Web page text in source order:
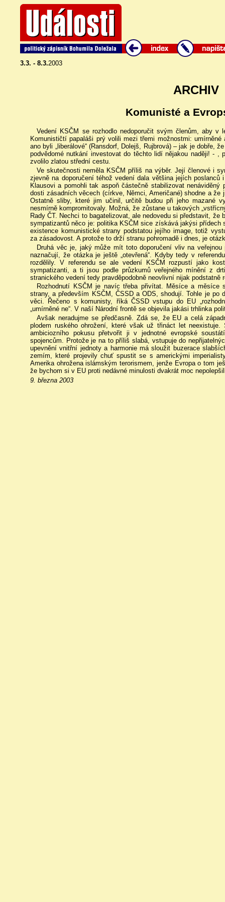
3.3. - 8.3.2003
ARCHIV
Komunisté a
Vedení KSČM se rozhodlo nedoporučit svým členům, aby v
Komunističtí papaláši prý volili mezi třemi možnostmi:
ano byli „liberálové“ (Ransdorf, Dolejš, Rujbrová) – jak je dobře,
podvědomé nutkání investovat do těchto lidí nějakou naději! - ,
zvolilo zlatou střední cestu.
Ve skutečnosti neměla KSČM příliš na výběr. Její členové i
zjevně na doporučení téhož vedení dala většina jejích
Klausovi a pomohli tak aspoň částečně stabilizovat
dosti zásadních věcech (církve, Němci, Američané) shodne a
Ostatně sliby, které jim učinil, určitě budou při jeho mazané
nesmírně kompromitovaly. Možná, že zůstane u takových
Rady ČT. Nechci to bagatelizovat, ale nedovedu si představit,
sympatizantů něco je: politika KSČM sice získává jakýsi
existence komunistické strany podstatou jejího image, totiž
za zásadovost. A protože to drží stranu pohromadě i dnes, je
Druhá věc je, jaký může mít toto doporučení vliv na
naznačují, že otázka je ještě „otevřená“. Kdyby tedy v
rozdělily. V referendu se ale vedení KSČM rozpustí jako
sympatizanti, a ti jsou podle průzkumů veřejného mínění z
stranického vedení tedy pravděpodobně neovlivní nijak
Rozhodnutí KSČM je navíc třeba přivítat. Měsíce a
strany, a především KSČM, ČSSD a ODS, shodují. Tohle je po
věci. Řečeno s komunisty, říká ČSSD vstupu do EU
„umírněné ne“. V naší Národní frontě se objevila jakási trhlinka
Avšak neradujme se předčasně. Zdá se, že EU a celá
plodem ruského ohrožení, které však už třináct let
ambiciozního pokusu přetvořit ji v jednotné evropské
spojencům. Protože je na to příliš slabá, vstupuje do
upevnění vnitřní jednoty a harmonie má sloužit buzerace
zemím, které projevily chuť spustit se s americkými
Amerika ohrožena islámským terorismem, jenže Evropa o tom
že bychom si v EU proti nedávné minulosti dvakrát moc
9. března 2003